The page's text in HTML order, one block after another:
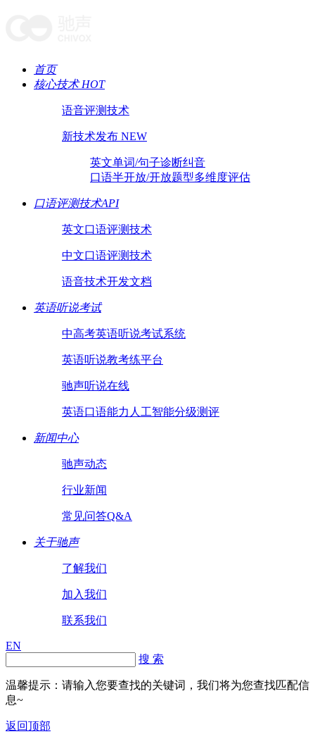
首页
核心技术 HOT
语音评测技术
新技术发布 NEW
英文单词/句子诊断纠音
口语半开放/开放题型多维度评估
口语评测技术API
英文口语评测技术
中文口语评测技术
语音技术开发文档
英语听说考试
中高考英语听说考试系统
英语听说教考练平台
驰声听说在线
英语口语能力人工智能分级测评
新闻中心
驰声动态
行业新闻
常见问答Q&A
关于驰声
了解我们
加入我们
联系我们
EN
搜 索
温馨提示：请输入您要查找的关键词，我们将为您查找匹配信
息~
返回顶部